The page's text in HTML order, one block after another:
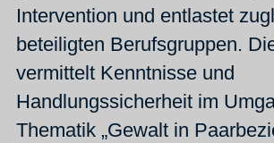
Intervention und entlastet
beteiligten Berufsgruppen.
vermittelt Kenntnisse und
Handlungssicherheit im
Thematik „Gewalt in